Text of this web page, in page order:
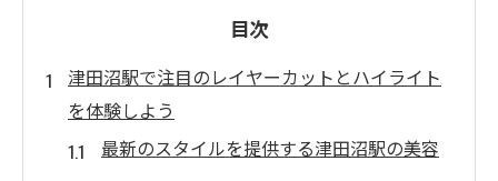
目次
津田沼駅で注目のレイヤーカットとハイライト
を体験しよう
最新のスタイルを提供する津田沼駅の美容